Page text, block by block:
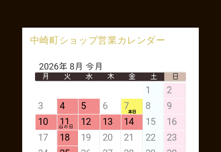
中崎町ショップ営業カレンダー